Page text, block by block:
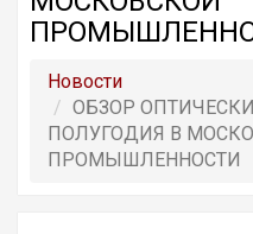
Новости
ОБЗОР
ПОЛУГОДИЯ В
ПРОМЫШЛЕННОСТИ